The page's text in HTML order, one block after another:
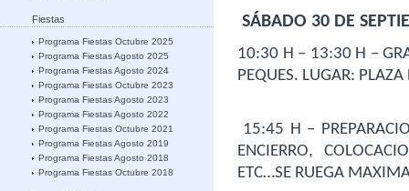
Fiestas
Programa Fiestas Octubre 2025
Programa Fiestas Agosto 2025
Programa Fiestas Agosto 2024
Programa Fiestas Octubre 2023
Programa Fiestas Agosto 2023
Programa Fiestas Agosto 2022
Programa Fiestas Octubre 2021
Programa Fiestas Agosto 2019
Programa Fiestas Agosto 2018
Programa Fiestas Octubre 2018
SÁBADO 30 DE
10:30 H – 13:30 H –
PEQUES. LUGAR:
ENCIERRO,
ETC…SE RUEGA